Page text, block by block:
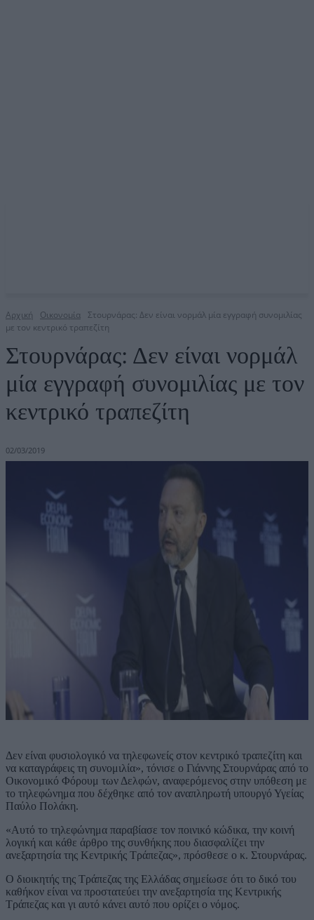
Αρχική Οικονομία
Στουρνάρας: Δεν είναι νορμάλ μία εγγραφή συνομιλίας
με τον κεντρικό τραπεζίτη
Στουρνάρας: Δεν είναι νορμάλ
μία εγγραφή συνομιλίας με τον
κεντρικό τραπεζίτη
02/03/2019
Δεν είναι φυσιολογικό να τηλεφωνείς στον κεντρικό τραπεζίτη και
να καταγράφεις τη συνομιλία», τόνισε ο Γιάννης Στουρνάρας από το
Οικονομικό Φόρουμ των Δελφών, αναφερόμενος στην υπόθεση με
το τηλεφώνημα που δέχθηκε από τον αναπληρωτή υπουργό Υγείας
Παύλο Πολάκη.
«Αυτό το τηλεφώνημα παραβίασε τον ποινικό κώδικα, την κοινή
λογική και κάθε άρθρο της συνθήκης που διασφαλίζει την
ανεξαρτησία της Κεντρικής Τράπεζας», πρόσθεσε ο κ. Στουρνάρας.
Ο διοικητής της Τράπεζας της Ελλάδας σημείωσε ότι το δικό του
καθήκον είναι να προστατεύει την ανεξαρτησία της Κεντρικής
Τράπεζας και γι αυτό κάνει αυτό που ορίζει ο νόμος.